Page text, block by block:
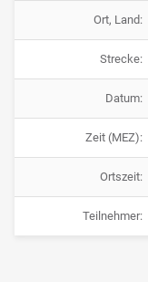
Ort, Land:
Strecke:
Datum:
Zeit (MEZ):
Ortszeit:
Teilnehmer: